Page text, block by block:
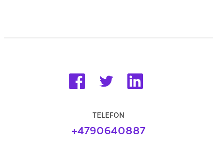
TELEFON
+4790640887